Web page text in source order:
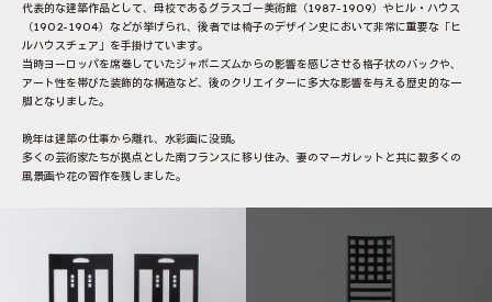
代表的な建築作品として、母校であるグラスゴー美術館（1987-1909）やヒル・ハウス
（1902-1904）などが挙げられ、後者では椅子のデザイン史において非常に重要な「ヒ
ルハウスチェア」を手掛けています。
当時ヨーロッパを席巻していたジャポニズムからの影響を感じさせる格子状のバックや、
アート性を帯びた装飾的な構造など、後のクリエイターに多大な影響を与える歴史的な一
脚となりました。
晩年は建築の仕事から離れ、水彩画に没頭。
多くの芸術家たちが拠点とした南フランスに移り住み、妻のマーガレットと共に数多くの
風景画や花の習作を残しました。